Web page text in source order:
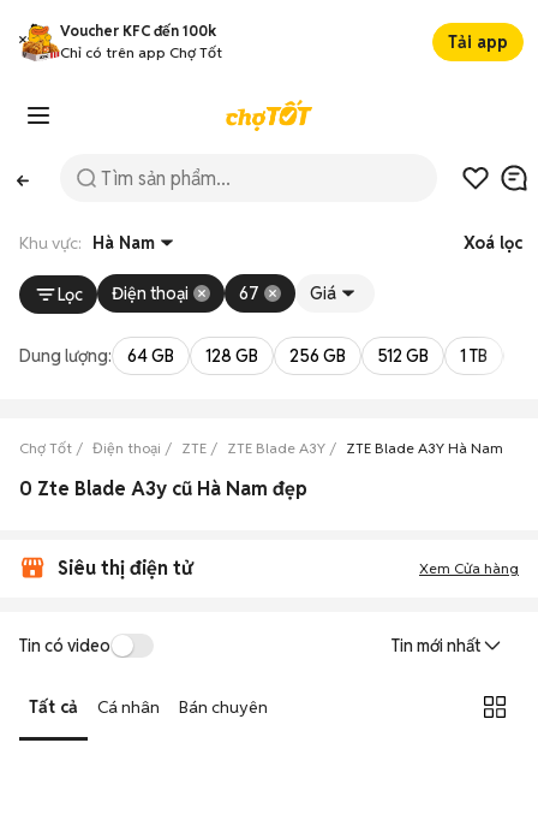
Voucher KFC đến 100k
Chỉ có trên app Chợ Tốt
Tải app
Khu vực: Hà Nam Xoá lọc
Lọc Điện thoại 67 Giá
Dung lượng: 64 GB 128 GB 256 GB 512 GB 1 TB
Chợ Tốt Điện thoại ZTE ZTE Blade A3Y ZTE Blade A3Y Hà Nam
0 Zte Blade A3y cũ Hà Nam đẹp
Siêu thị điện tử Xem Cửa hàng
Tin có video Tin mới nhất
Tất cả Cá nhân Bán chuyên